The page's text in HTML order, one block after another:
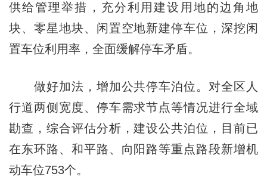
供给管理举措，充分利用建设用地的边角地
块、零星地块、闲置空地新建停车位，深挖闲
置车位利用率，全面缓解停车矛盾。
做好加法，增加公共停车泊位。对全区人
行道两侧宽度、停车需求节点等情况进行全域
勘查，综合评估分析，建设公共泊位，目前已
在东环路、和平路、向阳路等重点路段新增机
动车位753个。